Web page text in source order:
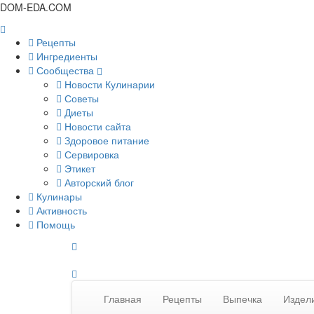
DOM-EDA.COM
Рецепты
Ингредиенты
Сообщества
Новости Кулинарии
Советы
Диеты
Новости сайта
Здоровое питание
Сервировка
Этикет
Авторский блог
Кулинары
Активность
Помощь
Главная Рецепты Выпечка